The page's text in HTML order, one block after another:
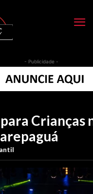
- Publicidade -
Crianças